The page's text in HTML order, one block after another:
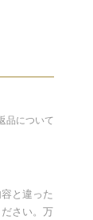
品について
と違った
さい。万